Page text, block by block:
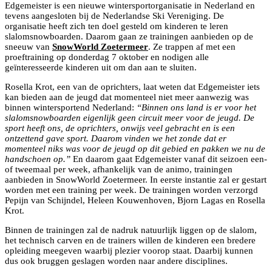
Edgemeister is een nieuwe wintersportorganisatie in Nederland en
tevens aangesloten bij de Nederlandse Ski Vereniging. De
organisatie heeft zich ten doel gesteld om kinderen te leren
slalomsnowboarden. Daarom gaan ze trainingen aanbieden op de
sneeuw van SnowWorld Zoetermeer. Ze trappen af met een
proeftraining op donderdag 7 oktober en nodigen alle
geïnteresseerde kinderen uit om dan aan te sluiten.
Rosella Krot, een van de oprichters, laat weten dat Edgemeister iets
kan bieden aan de jeugd dat momenteel niet meer aanwezig was
binnen wintersportend Nederland: “Binnen ons land is er voor het
slalomsnowboarden eigenlijk geen circuit meer voor de jeugd. De
sport heeft ons, de oprichters, onwijs veel gebracht en is een
ontzettend gave sport. Daarom vinden we het zonde dat er
momenteel niks was voor de jeugd op dit gebied en pakken we nu de
handschoen op.” En daarom gaat Edgemeister vanaf dit seizoen een-
of tweemaal per week, afhankelijk van de animo, trainingen
aanbieden in SnowWorld Zoetermeer. In eerste instantie zal er gestart
worden met een training per week. De trainingen worden verzorgd
Pepijn van Schijndel, Heleen Kouwenhoven, Bjorn Lagas en Rosella
Krot.
Binnen de trainingen zal de nadruk natuurlijk liggen op de slalom,
het technisch carven en de trainers willen de kinderen een bredere
opleiding meegeven waarbij plezier voorop staat. Daarbij kunnen
dus ook bruggen geslagen worden naar andere disciplines.